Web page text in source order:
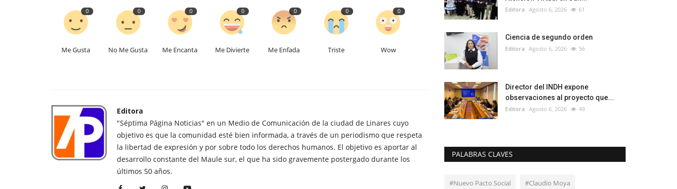
0
Me Gusta
0
No Me Gusta
0
Me Encanta
0
Me Divierte
0
Me Enfada
0
Triste
0
Wow
Editora
"Séptima Página Noticias" en un Medio de Comunicación de la ciudad de Linares cuyo
objetivo es que la comunidad esté bien informada, a través de un periodismo que respeta
la libertad de expresión y por sobre todo los derechos humanos. El objetivo es aportar al
desarrollo constante del Maule sur, el que ha sido gravemente postergado durante los
últimos 50 años.
Editora Agosto 6, 2026 61
Ciencia de segundo orden
Editora Agosto 6, 2026 56
Director del INDH expone
observaciones al proyecto que...
Editora Agosto 6, 2026 49
PALABRAS CLAVES
#Nuevo Pacto Social #Claudio Moya